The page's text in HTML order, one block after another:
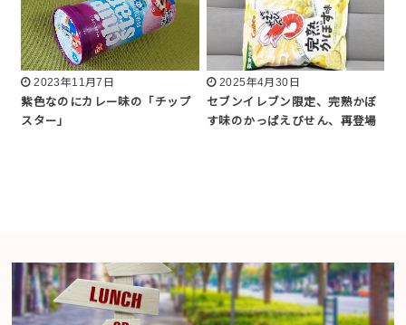
2023年11月7日
紫色なのにカレー味の「チップ
スター」
2025年4月30日
セブンイレブン限定、完熟かぼ
す味のかっぱえびせん、再登場